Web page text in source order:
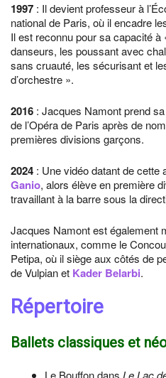
1997 : Il devient professeur à
national de Paris, où il encadre
Il est reconnu pour sa capacité
danseurs, les poussant avec
sans cruauté, les sécurisant et
d’orchestre ».
2016 : Jacques Namont prend
de l’Opéra de Paris après de
premières divisions garçons.
2024 : Une vidéo datant de cette
Ganio, alors élève en première
travaillant à la barre sous la
Jacques Namont est également
internationaux, comme le
Petipa, où il siège aux côtés de
de Vulpian et Kader Belarbi.
Répertoire
Ballets classiques et
Le Bouffon dans Le Lac